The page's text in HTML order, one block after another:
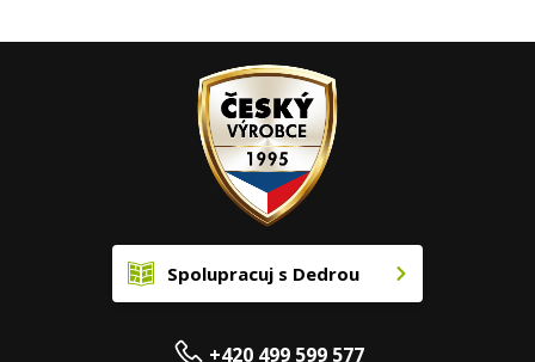
Spolupracuj s Dedrou
+420 499 599 577